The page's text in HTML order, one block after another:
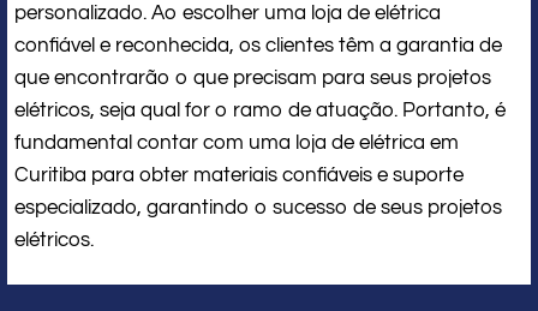
personalizado. Ao escolher uma loja de elétrica
confiável e reconhecida, os clientes têm a garantia de
que encontrarão o que precisam para seus projetos
elétricos, seja qual for o ramo de atuação. Portanto, é
fundamental contar com uma loja de elétrica em
Curitiba para obter materiais confiáveis e suporte
especializado, garantindo o sucesso de seus projetos
elétricos.